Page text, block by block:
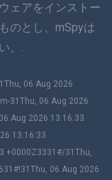
ェアをインストー
のとし、mSpyは
。.
06 Aug 2026
31Thu, 06 Aug 2026
Aug 2026 13:16:33
13:16:33
+0000Z3331#/31Thu,
06 Aug 2026